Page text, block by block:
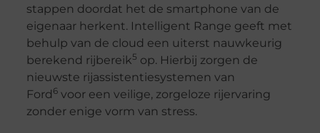
stappen doordat het de smartphone van de
eigenaar herkent. Intelligent Range geeft met
behulp van de cloud een uiterst nauwkeurig
berekend rijbereik5 op. Hierbij zorgen de
nieuwste rijassistentiesystemen van
Ford 6voor een veilige, zorgeloze rijervaring
zonder enige vorm van stress.